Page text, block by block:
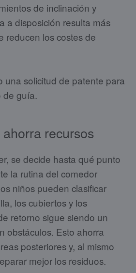
de inclinación y
a disposición resulta más
reducen los costes de
una solicitud de patente para
de guía.
recursos
se decide hasta qué punto
la rutina del comedor
niños pueden clasificar
los cubiertos y los
retorno sigue siendo un
obstáculos. Esto ahorra
posteriores y, al mismo
mejor los residuos.